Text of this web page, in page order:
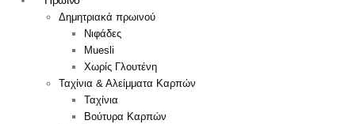
Δημητριακά πρωινού
Νιφάδες
Muesli
Χωρίς Γλουτένη
Ταχίνια & Αλείμματα Καρπών
Ταχίνια
Βούτυρα Καρπών